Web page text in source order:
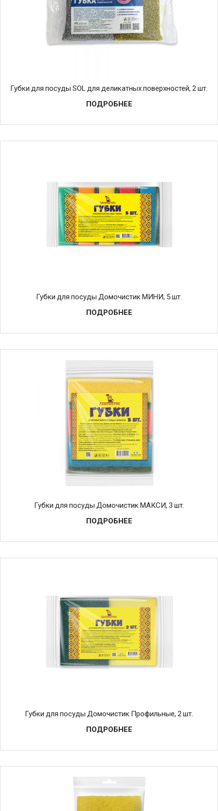
Губки для посуды SOL для деликатных поверхностей, 2 шт.
ПОДРОБНЕЕ
Губки для посуды Домочистик МИНИ, 5 шт.
ПОДРОБНЕЕ
Губки для посуды Домочистик МАКСИ, 3 шт.
ПОДРОБНЕЕ
Губки для посуды Домочистик Профильные, 2 шт.
ПОДРОБНЕЕ